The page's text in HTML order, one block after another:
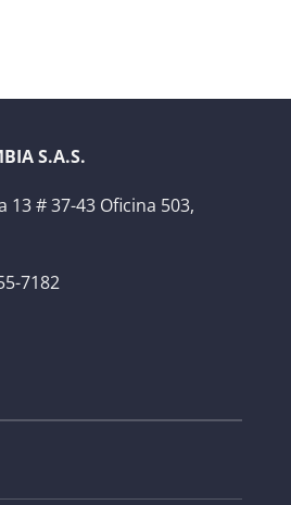
S.A.S.
13 # 37-43 Oficina 503,
7182